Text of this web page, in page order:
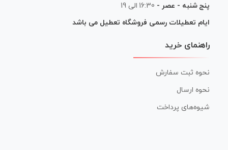
پنج شنبه - عصر - 16:30 الی 19
ایام تعطیلات رسمی فروشگاه تعطیل می باشد
راهنمای خرید
نحوه ثبت سفارش
نحوه ارسال
شیوه‌های پرداخت